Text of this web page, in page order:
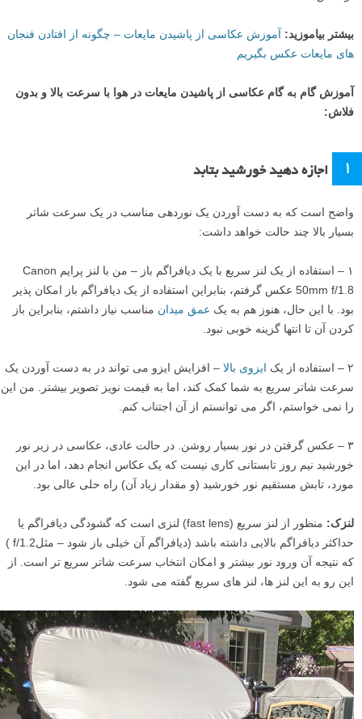
بیشتر بیاموزید: آموزش عکاسی از پاشیدن مایعات – چگونه از افتادن فنجان
های مایعات عکس بگیریم
آموزش گام به گام عکاسی از پاشیدن مایعات در هوا با سرعت بالا و بدون
فلاش:
۱ اجازه دهید خورشید بتابد
واضح است که به دست آوردن یک نوردهی مناسب در یک سرعت شاتر
بسیار بالا چند حالت خواهد داشت:
۱ – استفاده از یک لنز سریع با یک دیافراگم باز – من با لنز پرایم Canon
50mm f/1.8 عکس گرفتم، بنابراین استفاده از یک دیافراگم باز امکان پذیر
بود. با این حال، هنوز هم به یک عمق میدان مناسب نیاز داشتم، بنابراین باز
کردن آن تا انتها گزینه خوبی نبود.
۲ – استفاده از یک ایزوی بالا – افزایش ایزو می تواند در به دست آوردن یک
سرعت شاتر سریع به شما کمک کند، اما به قیمت نویز تصویر بیشتر. من این
را نمی خواستم، اگر می توانستم از آن اجتناب کنم.
۳ – عکس گرفتن در نور بسیار روشن. در حالت عادی، عکاسی در زیر نور
خورشید نیم روز تابستانی کاری نیست که یک عکاس انجام دهد، اما در این
مورد، تابش مستقیم نور خورشید (و مقدار زیاد آن) راه حلی عالی بود.
لنزک:
منظور از لنز سریع (fast lens) لنزی است که گشودگی دیافراگم یا
حداکثر دیافراگم بالایی داشته باشد (دیافراگم آن خیلی باز شود – مثلf/1.2 )
که نتیجه آن ورود نور بیشتر و امکان انتخاب سرعت شاتر سریع تر است. از
این رو به این لنز ها، لنز های سریع گفته می شود.